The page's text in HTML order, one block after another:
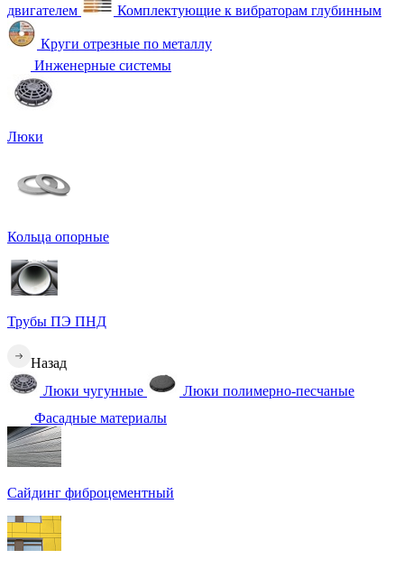
двигателем
Комплектующие к вибраторам глубинным
Круги отрезные по металлу
Инженерные системы
Люки
Кольца опорные
Трубы ПЭ ПНД
Назад
Люки чугунные
Люки полимерно-песчаные
Фасадные материалы
Сайдинг фиброцементный